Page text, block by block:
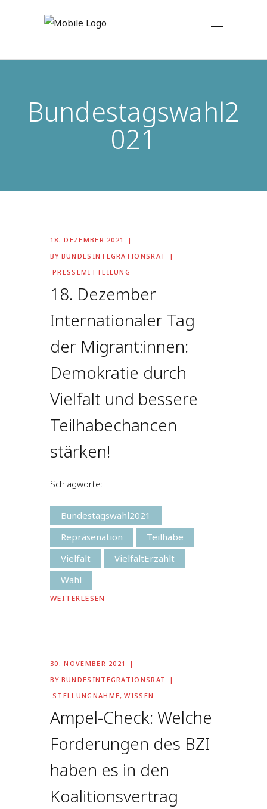
Bundestagswahl2
021
18. DEZEMBER 2021
BY BUNDESINTEGRATIONSRAT
PRESSEMITTEILUNG
18. Dezember
Internationaler Tag
der Migrant:innen:
Demokratie durch
Vielfalt und bessere
Teilhabechancen
stärken!
Schlagworte:
Bundestagswahl2021
Repräsenation
Teilhabe
Vielfalt
VielfaltErzählt
Wahl
WEITERLESEN
30. NOVEMBER 2021
BY BUNDESINTEGRATIONSRAT
STELLUNGNAHME,WISSEN
Ampel-Check: Welche
Forderungen des BZI
haben es in den
Koalitionsvertrag